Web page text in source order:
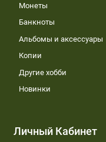
Монеты
Банкноты
Альбомы и аксессуары
Копии
Другие хобби
Новинки
Личный Кабинет